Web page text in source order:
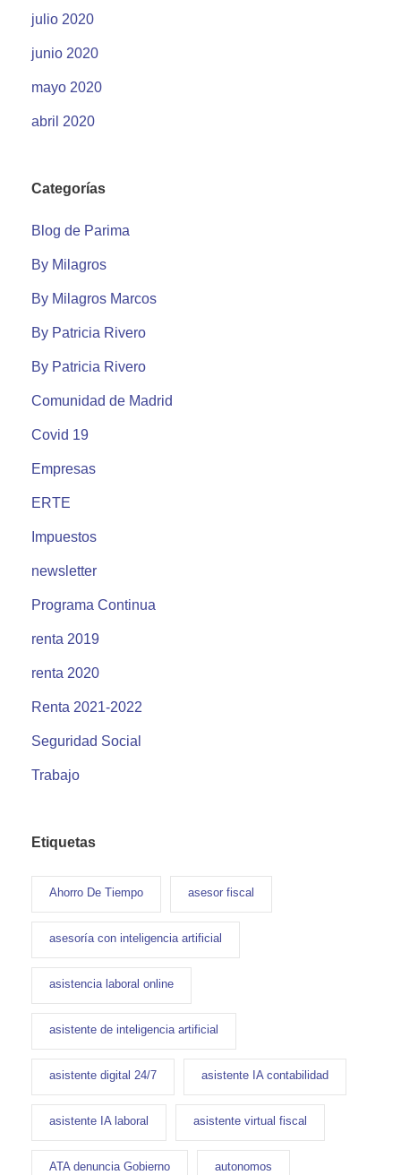
julio 2020
junio 2020
mayo 2020
abril 2020
Categorías
Blog de Parima
By Milagros
By Milagros Marcos
By Patricia Rivero
By Patricia Rivero
Comunidad de Madrid
Covid 19
Empresas
ERTE
Impuestos
newsletter
Programa Continua
renta 2019
renta 2020
Renta 2021-2022
Seguridad Social
Trabajo
Etiquetas
Ahorro De Tiempo asesor fiscal
asesoría con inteligencia artificial
asistencia laboral online
asistente de inteligencia artificial
asistente digital 24/7 asistente IA contabilidad
asistente IA laboral asistente virtual fiscal
ATA denuncia Gobierno autonomos